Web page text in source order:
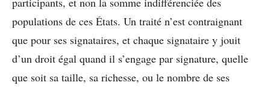
populations de ces États. Un traité n’est contraignant
que pour ses signataires, et chaque signataire y jouit
d’un droit égal quand il s’engage par signature, quelle
que soit sa taille, sa richesse, ou le nombre de ses